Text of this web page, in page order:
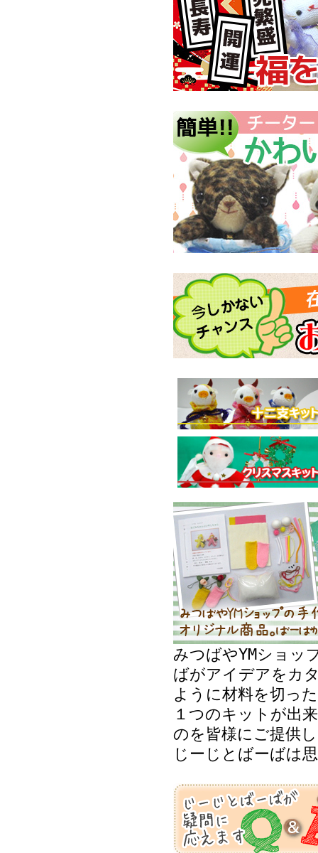
みつばやYMショッ
ばがアイデアをカ
ように材料を切っ
１つのキットが出
のを皆様にご提供
じーじとばーばは